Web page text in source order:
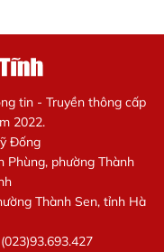
tin - Truyền thông cấp
2022.
Đống
Phùng, phường Thành
Thành Sen, tỉnh Hà